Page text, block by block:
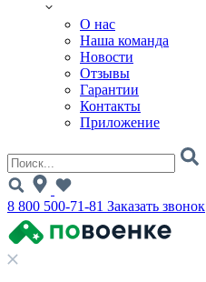
О нас
Наша команда
Новости
Отзывы
Гарантии
Контакты
Приложение
8 800 500-71-81 Заказать звонок